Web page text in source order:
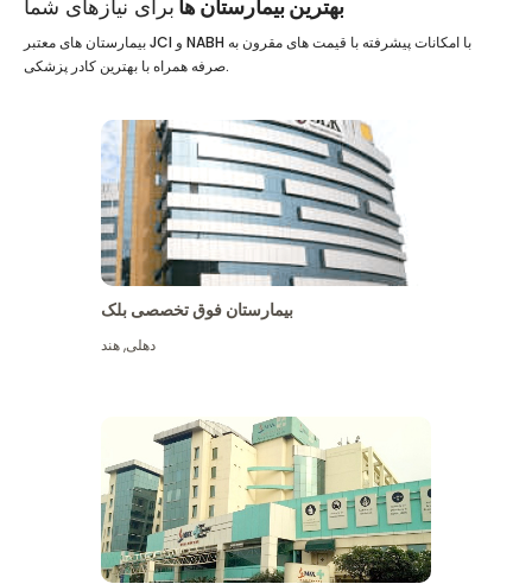
بهترین بیمارستان ها برای نیازهای شما
بیمارستان های معتبر JCI و NABH با امکانات پیشرفته با قیمت های مقرون به
صرفه همراه با بهترین کادر پزشکی.
بیمارستان فوق تخصصی بلک
دهلی,هند